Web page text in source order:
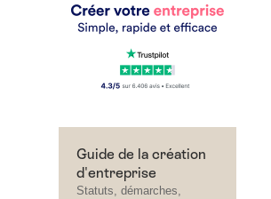
Guide de la création
d'entreprise
Statuts, démarches,